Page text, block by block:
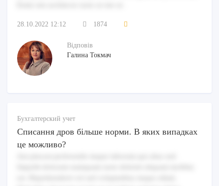
28.10.2022 12:12 1874
Відповів
Галина Токмач
Бухгалтерский учет
Списання дров більше норми. В яких випадках
це можливо?